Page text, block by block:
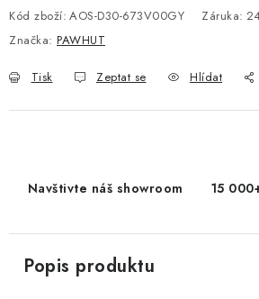
Kód zboží: AOS-D30-673V00GY Záruka:
Značka: PAWHUT
Tisk Zeptat se Hlídat
Navštivte náš showroom 15
Popis produktu